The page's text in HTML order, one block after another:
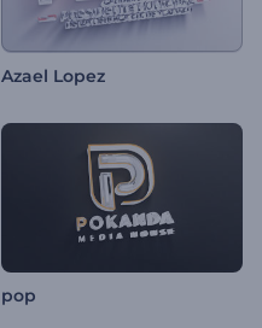
Azael Lopez
pop